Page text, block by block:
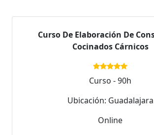
Curso De Elaboración De
Cocinados Cárnicos
Curso - 90h
Ubicación: Guadalajara
Online